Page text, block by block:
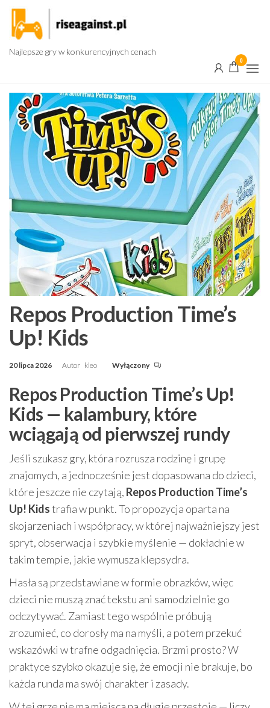
Przejdź
treści
Najlepsze gry w konkurencyjnych cenach
0
Repos Production Time’s
Up! Kids
20 lipca 2026 Autor kleo Wyłączony
Repos Production Time’s Up!
Kids — kalambury, które
wciągają od pierwszej rundy
Jeśli szukasz gry, która rozrusza rodzinę i grupę
znajomych, a jednocześnie jest dopasowana do dzieci,
które jeszcze nie czytają, Repos Production Time’s
Up! Kidstrafia w punkt. To propozycja oparta na
skojarzeniach i współpracy, w której najważniejszy jest
spryt, obserwacja i szybkie myślenie — dokładnie w
takim tempie, jakie wymusza klepsydra.
Hasła są przedstawiane w formie obrazków, więc
dzieci nie muszą znać tekstu ani samodzielnie go
odczytywać. Zamiast tego wspólnie próbują
zrozumieć, co dorosły ma na myśli, a potem przekuć
wskazówki w trafne odgadnięcia. Brzmi prosto? W
praktyce szybko okazuje się, że emocji nie brakuje, bo
każda runda ma swój charakter i zasady.